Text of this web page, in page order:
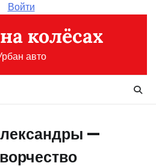
Войти
колёсах
авто
—